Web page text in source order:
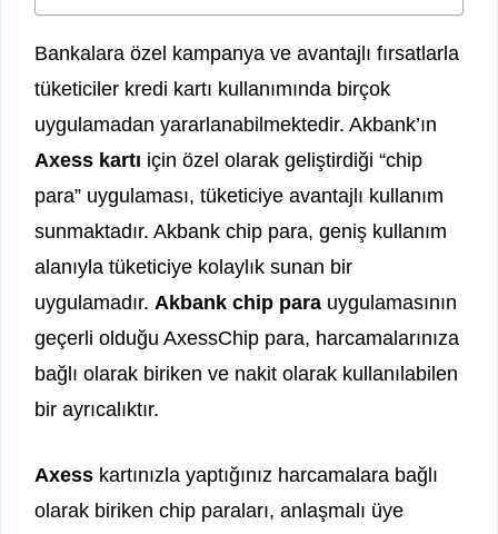
Bankalara özel kampanya ve avantajlı fırsatlarla
tüketiciler kredi kartı kullanımında birçok
uygulamadan yararlanabilmektedir. Akbank’ın
Axess kartı için özel olarak geliştirdiği “chip
para” uygulaması, tüketiciye avantajlı kullanım
sunmaktadır. Akbank chip para, geniş kullanım
alanıyla tüketiciye kolaylık sunan bir
uygulamadır. Akbank chip para uygulamasının
geçerli olduğu AxessChip para, harcamalarınıza
bağlı olarak biriken ve nakit olarak kullanılabilen
bir ayrıcalıktır.
Axess kartınızla yaptığınız harcamalara bağlı
olarak biriken chip paraları, anlaşmalı üye